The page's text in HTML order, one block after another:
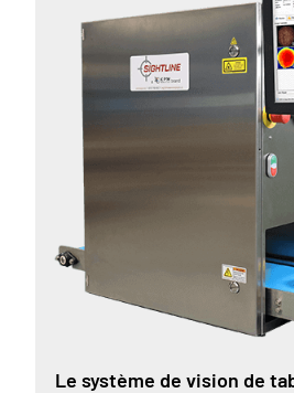
Le système de vision de